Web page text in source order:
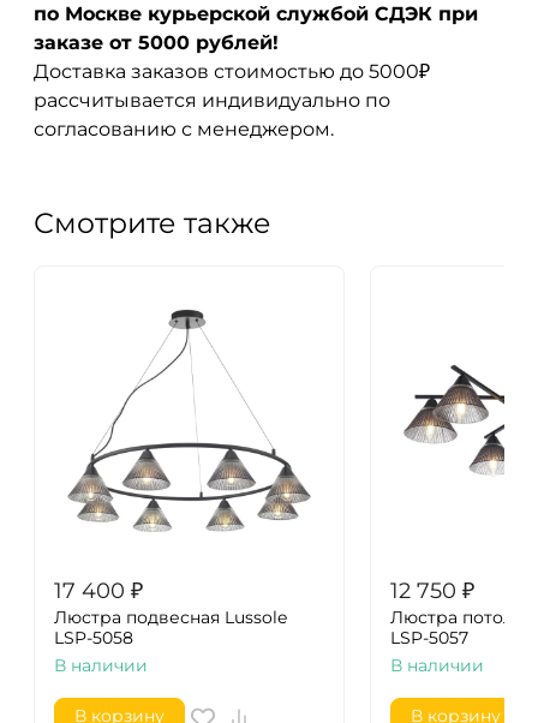
по Москве курьерской службой СДЭК при
заказе от 5000 рублей!
Доставка заказов стоимостью до 5000₽
рассчитывается индивидуально по
согласованию с менеджером.
Смотрите также
17 400 ₽
Люстра подвесная Lussole
LSP-5058
В наличии
В корзину
12 750 ₽
Люстра
LSP-5057
В наличии
В корзину